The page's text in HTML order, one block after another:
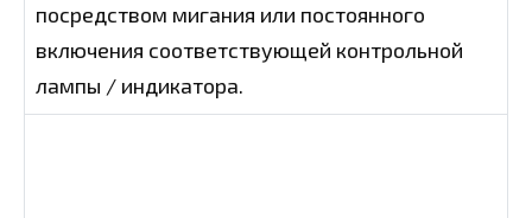
посредством мигания или постоянного
включения соответствующей контрольной
лампы / индикатора.